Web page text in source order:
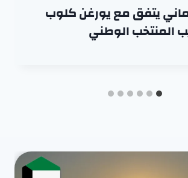
يتفق مع يورغن كلوب
المنتخب الوطني